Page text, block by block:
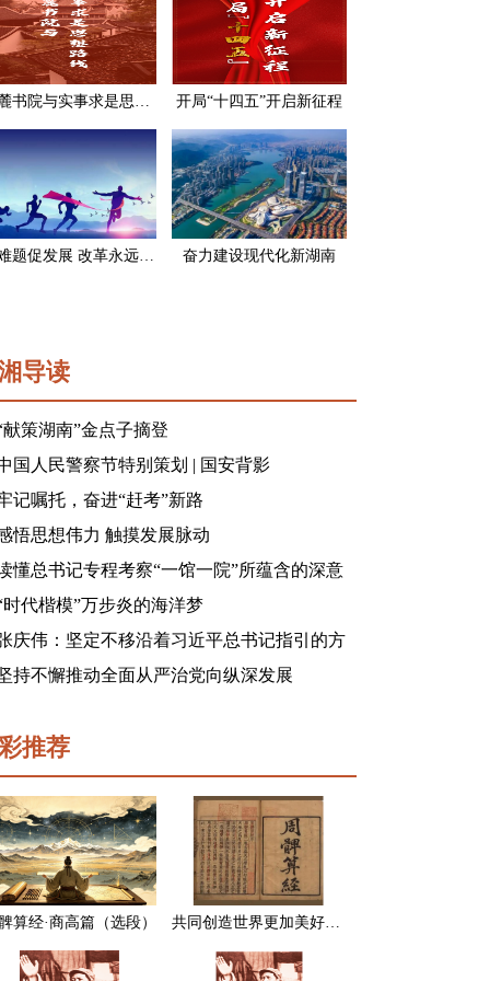
岳麓书院与实事求是思想路线 开局“十四五”开启新征程
破难题促发展 改革永远在路上 奋力建设现代化新湖南
导读
献策湖南”金点子摘登
国人民警察节特别策划 | 国安背影
记嘱托，奋进“赶考”新路
悟思想伟力 触摸发展脉动
懂总书记专程考察“一馆一院”所蕴含的深意
时代楷模”万步炎的海洋梦
庆伟：坚定不移沿着习近平总书记指引的方
前进 凝心聚力奋进新征程建功新时代谱写新
持不懈推动全面从严治党向纵深发展
推荐
算经·商高篇（选段） 共同创造世界更加美好的未来